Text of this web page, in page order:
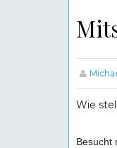
Wie
Besucht